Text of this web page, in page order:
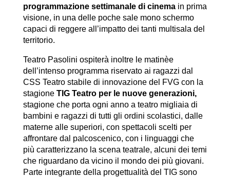
programmazione settimanale di cinemain prima
visione, in una delle poche sale mono schermo
capaci di reggere all’impatto dei tanti multisala del
territorio.
Teatro Pasolini ospiterà inoltre le matinèe
dell’intenso programma riservato ai ragazzi dal
CSS Teatro stabile di innovazione del FVG con la
stagione TIG Teatro per le nuove generazioni,
stagione che porta ogni anno a teatro migliaia di
bambini e ragazzi di tutti gli ordini scolastici, dalle
materne alle superiori, con spettacoli scelti per
affrontare dal palcoscenico, con i linguaggi che
più caratterizzano la scena teatrale, alcuni dei temi
che riguardano da vicino il mondo dei più giovani.
Parte integrante della progettualità del TIG sono